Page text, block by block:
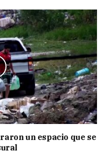
un espacio que se